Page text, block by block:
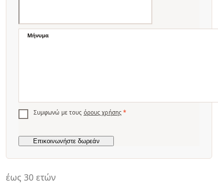
έως 30 ετών
Μήνυμα
Συμφωνώ με τους όρους χρήσης *